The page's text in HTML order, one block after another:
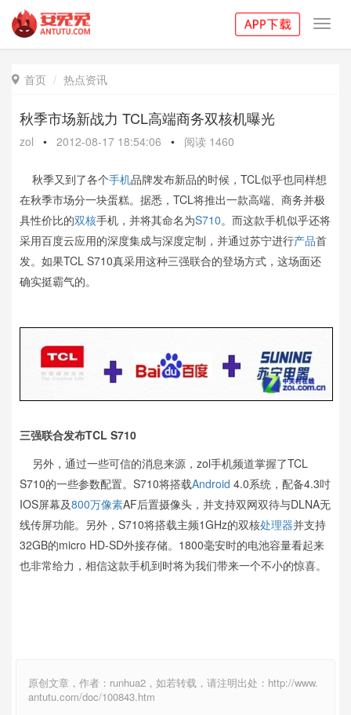
 首页 热点资讯
秋季市场新战力 TCL高端商务双核机曝光
zol • 2012-08-17 18:54:06 • 阅读 1460
秋季又到了各个手机品牌发布新品的时候，TCL似乎也同样想
在秋季市场分一块蛋糕。据悉，TCL将推出一款高端、商务并极
具性价比的双核手机，并将其命名为S710。而这款手机似乎还将
采用百度云应用的深度集成与深度定制，并通过苏宁进行产品首
发。如果TCL S710真采用这种三强联合的登场方式，这场面还
确实挺霸气的。
三强联合发布TCL S710
另外，通过一些可信的消息来源，zol手机频道掌握了TCL
S710的一些参数配置。S710将搭载Android 4.0系统，配备4.3吋
IOS屏幕及800万像素AF后置摄像头，并支持双网双待与DLNA无
线传屏功能。另外，S710将搭载主频1GHz的双核处理器并支持
32GB的micro HD-SD外接存储。1800毫安时的电池容量看起来
也非常给力，相信这款手机到时将为我们带来一个不小的惊喜。
原创文章，作者：runhua2，如若转载，请注明出处：http://www.
antutu.com/doc/100843.htm